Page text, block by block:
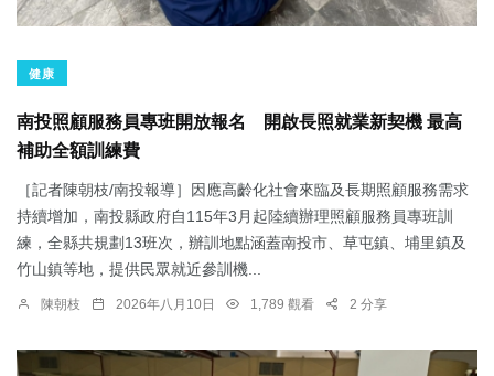
健康
南投照顧服務員專班開放報名 開啟長照就業新契機 最高
補助全額訓練費
［記者陳朝枝/南投報導］因應高齡化社會來臨及長期照顧服務需求
持續增加，南投縣政府自115年3月起陸續辦理照顧服務員專班訓
練，全縣共規劃13班次，辦訓地點涵蓋南投市、草屯鎮、埔里鎮及
竹山鎮等地，提供民眾就近參訓機...
陳朝枝 2026年八月10日 1,789 觀看 2 分享